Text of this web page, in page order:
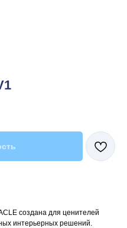
создана для ценителей
интерьерных решений.